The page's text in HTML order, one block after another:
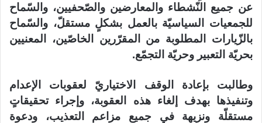
عن جميع النّشطاء والمعارضين والصّحفيين، والسّماح
للجمعيات السياسيّة بالعمل بشكلٍ مستقلّ، والسّماح
بالزّيارات المطلوبة من المقرّرين الخاصّين، المعنيين
بحريّة التعبير وحريّة التجمّع.
وطالبت بإعادة الوقف الاختياريّ لعقوبات الإعدام
وتنفيذها بهدف إلغاء هذه العقوبة، وإجراء تحقيقاتٍ
مستقلّة ونزيهة في جميع مزاعم التعذيب، ودعوة